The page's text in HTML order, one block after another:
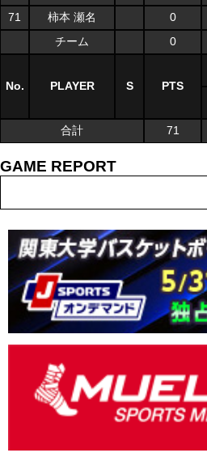
71
柿本 瀬名 0
チーム
0
No. PLAYER S PTS
合計 71
GAME REPORT